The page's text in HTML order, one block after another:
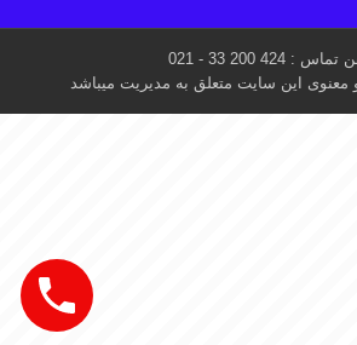
: 424 200 33 - 021
معنوی این سایت متعلق به مدیریت میباشد